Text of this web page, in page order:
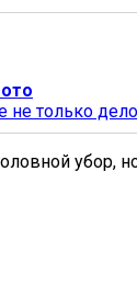
только
убор,